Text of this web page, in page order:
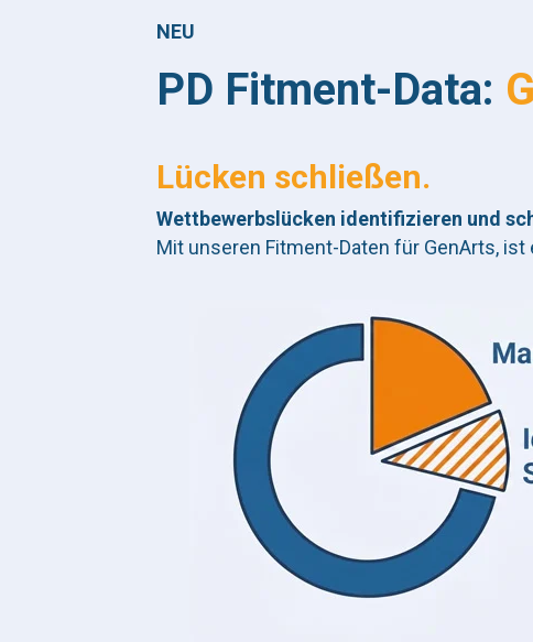
NEU
PD Fitment-Data:
Lücken schließen.
Wettbewerbslücken identifizieren und
Mit unseren Fitment-Daten für GenArts,